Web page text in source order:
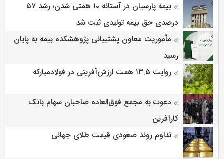
بیمه پارسیان در آستانه 10 همتی شدن؛ رشد ۵۷
درصدی حق بیمه تولیدی ثبت شد
مأموریت معاون پشتیبانی پژوهشكده بیمه به پایان
رسید
روایت ۱۳.۵ همت ارزش‌آفرینی در فولادمبارکه
دعوت به مجمع فوق‌العاده صاحبان سهام بانک
کارآفرین
تداوم روند صعودی قیمت طلای جهانی